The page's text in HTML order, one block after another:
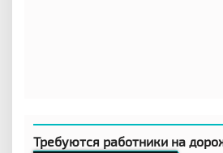
Требуются работники на